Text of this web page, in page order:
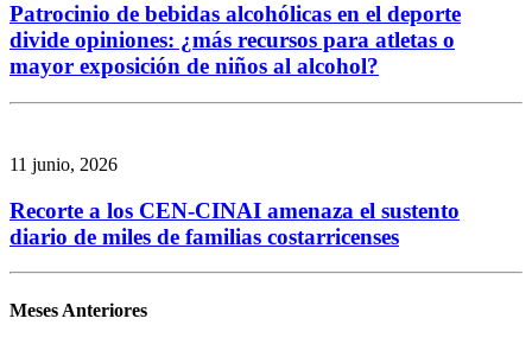
Patrocinio de bebidas alcohólicas en el deporte
divide opiniones: ¿más recursos para atletas o
mayor exposición de niños al alcohol?
11 junio, 2026
Recorte a los CEN-CINAI amenaza el sustento
diario de miles de familias costarricenses
Meses Anteriores